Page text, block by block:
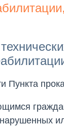
Пункта